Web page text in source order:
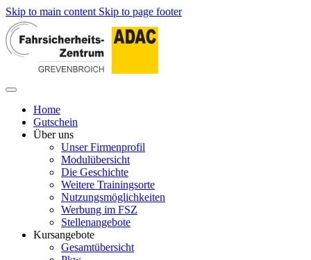
Skip to main content Skip to page footer
Home
Gutschein
Über uns
Unser Firmenprofil
Modulübersicht
Die Geschichte
Weitere Trainingsorte
Nutzungsmöglichkeiten
Werbung im FSZ
Stellenangebote
Kursangebote
Gesamtübersicht